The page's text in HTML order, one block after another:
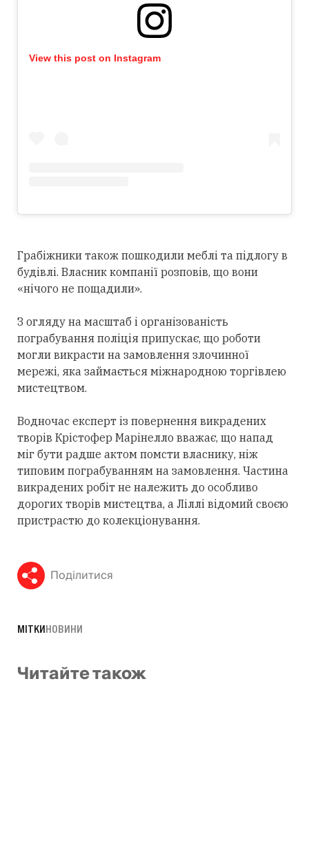
View this post on Instagram
Грабіжники також пошкодили меблі та підлогу в
будівлі. Власник компанії розповів, що вони
«нічого не пощадили».
З огляду на масштаб і організованість
пограбування поліція припускає, що роботи
могли викрасти на замовлення злочинної
мережі, яка займається міжнародною торгівлею
мистецтвом.
Водночас експерт із повернення викрадених
творів Крістофер Марінелло вважає, що напад
міг бути радше актом помсти власнику, ніж
типовим пограбуванням на замовлення. Частина
викрадених робіт не належить до особливо
дорогих творів мистецтва, а Ліллі відомий своєю
пристрастю до колекціонування.
Поділитися
МІТКИНОВИНИ
Читайте також